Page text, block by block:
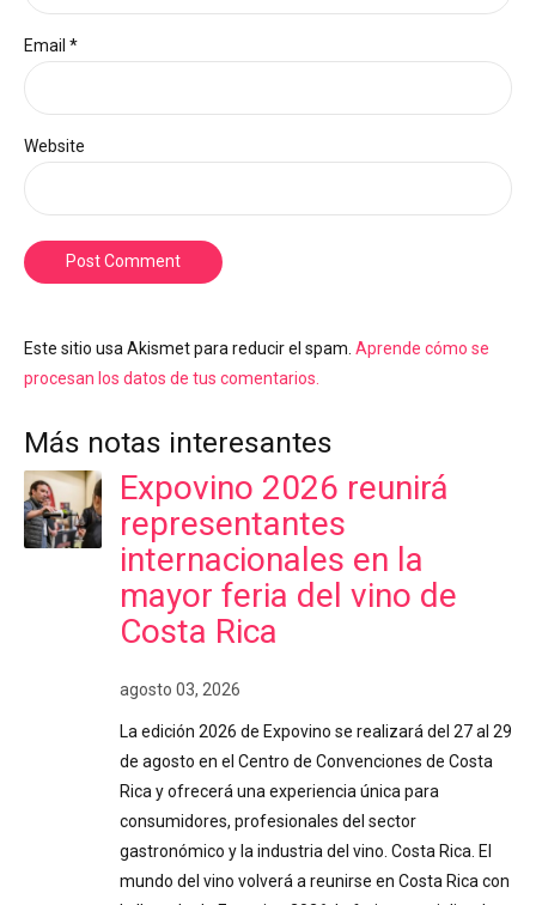
Email *
Website
Post Comment
Este sitio usa Akismet para reducir el spam. Aprende cómo se
procesan los datos de tus comentarios.
Más notas interesantes
Expovino 2026 reunirá
representantes
internacionales en la
mayor feria del vino de
Costa Rica
agosto 03, 2026
La edición 2026 de Expovino se realizará del 27 al 29
de agosto en el Centro de Convenciones de Costa
Rica y ofrecerá una experiencia única para
consumidores, profesionales del sector
gastronómico y la industria del vino. Costa Rica. El
mundo del vino volverá a reunirse en Costa Rica con